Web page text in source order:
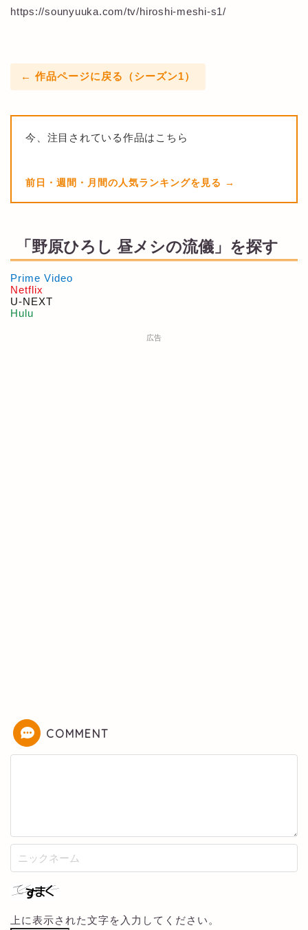
https://sounyuuka.com/tv/hiroshi-meshi-s1/
← 作品ページに戻る（シーズン1）
今、注目されている作品はこちら
前日・週間・月間の人気ランキングを見る
「野原ひろし 昼メシの流儀」を探す
Prime Video
Netflix
U-NEXT
Hulu
広告
COMMENT
上に表示された文字を入力してください。